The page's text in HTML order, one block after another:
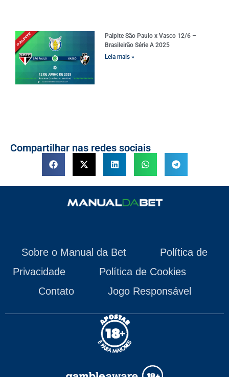
Palpite São Paulo x Vasco 12/6 –
Brasileirão Série A 2025
Leia mais »
Compartilhar nas redes sociais
Sobre o Manual da Bet
Política de
Privacidade
Política de Cookies
Contato
Jogo Responsável